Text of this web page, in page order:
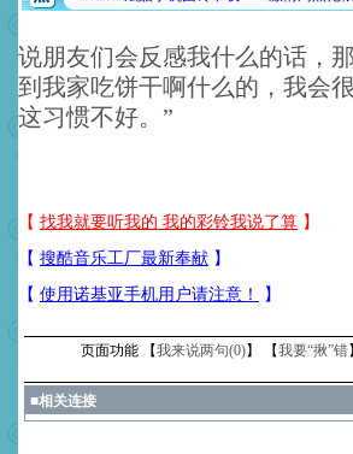
说朋友们会反感我什么的话，
到我家吃饼干啊什么的，我会
这习惯不好。”
页面功能 【我来说两句(0)】 【我要“揪”错
■相关连接